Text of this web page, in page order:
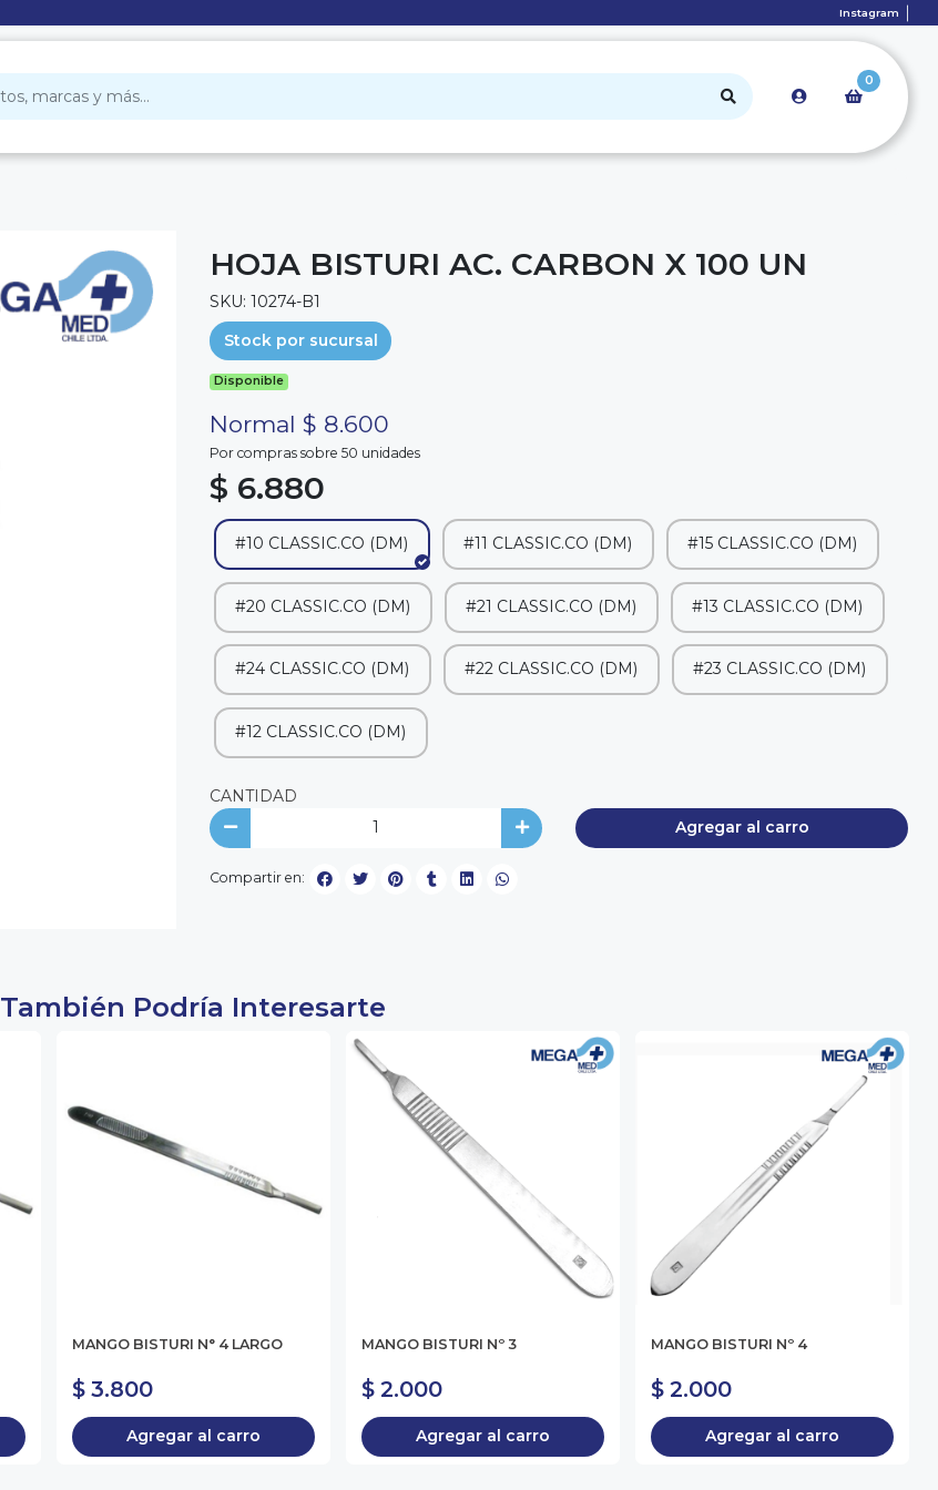
Instagram
0
HOJA BISTURI AC. CARBON X 100 UN
SKU: 10274-B1
Stock por sucursal
Disponible
Normal $ 8.600
Por compras sobre 50 unidades
$ 6.880
#10 CLASSIC.CO (DM) #11 CLASSIC.CO (DM) #15 CLASSIC.CO (DM)
#20 CLASSIC.CO (DM) #21 CLASSIC.CO (DM) #13 CLASSIC.CO (DM)
#24 CLASSIC.CO (DM) #22 CLASSIC.CO (DM) #23 CLASSIC.CO (DM)
#12 CLASSIC.CO (DM)
CANTIDAD
Agregar al carro
Compartir en:
También Podría Interesarte
MANGO BISTURI N° 4 LARGO
$ 3.800
Agregar al carro
MANGO BISTURI Nº 3
$ 2.000
Agregar al carro
MANGO BISTURI Nº 4
$ 2.000
Agregar al carro